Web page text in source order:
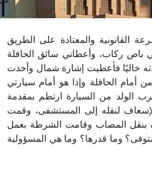
إلى 70 كم/ساعة، وهي السرعة القانونية والمعتادة على الطريق
باص ركاب، وأعطاني سائق الحافلة
خاليًا فأعطيت إشارة شمال وأخذت
أمام الحافلة وإذا هو أمام سيارتي
الولد من السيارة ارتطم بمقدمة
لنقله إلى المستشفى، وقمت
المصاب وقامت الشرطة بعمل
وما قدرها؟ وما هي المسؤولية